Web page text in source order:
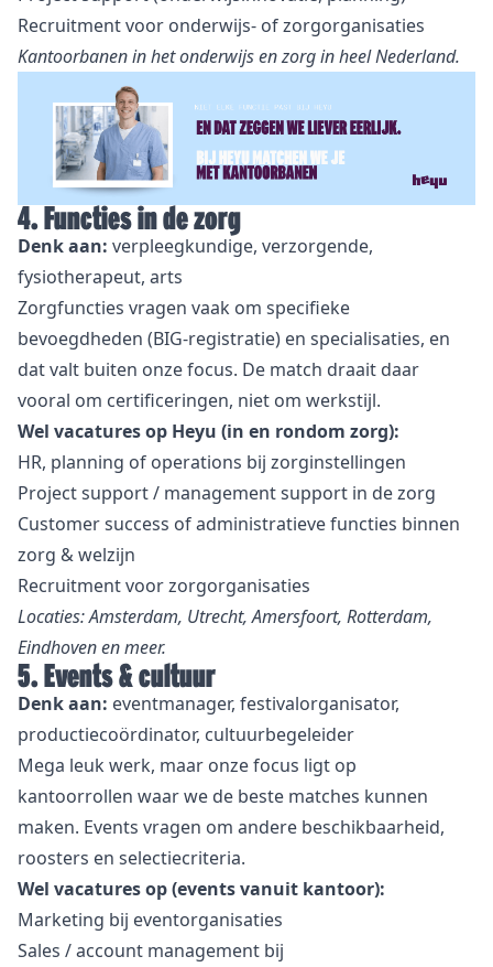
Recruitment voor onderwijs- of zorgorganisaties
Kantoorbanen in het onderwijs en zorg in heel Nederland.
4. Functies in de zorg
Denk aan: verpleegkundige, verzorgende,
fysiotherapeut, arts
Zorgfuncties vragen vaak om specifieke
bevoegdheden (BIG-registratie) en specialisaties, en
dat valt buiten onze focus. De match draait daar
vooral om certificeringen, niet om werkstijl.
Wel vacatures op Heyu (in en rondom zorg):
HR, planning of operations bij zorginstellingen
Project support / management support in de zorg
Customer success of administratieve functies binnen
zorg & welzijn
Recruitment voor zorgorganisaties
Locaties: Amsterdam, Utrecht, Amersfoort, Rotterdam,
Eindhoven en meer.
5. Events & cultuur
Denk aan: eventmanager, festivalorganisator,
productiecoördinator, cultuurbegeleider
Mega leuk werk, maar onze focus ligt op
kantoorrollen waar we de beste matches kunnen
maken. Events vragen om andere beschikbaarheid,
roosters en selectiecriteria.
Wel vacatures op (events vanuit kantoor):
Marketing bij eventorganisaties
Sales / account management bij